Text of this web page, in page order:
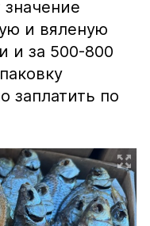
и вяленую
и за 500-800
заплатить по